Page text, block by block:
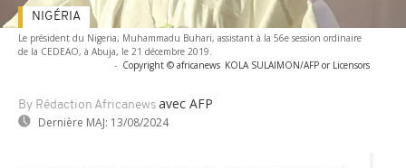
Le président du Nigeria, Muhammadu Buhari, assistant à la 56e session ordinaire
de la CEDEAO, à Abuja, le 21 décembre 2019.
- Copyright © africanews KOLA SULAIMON/AFP or Licensors
By Rédaction Africanews avec AFP
Dernière MAJ: 13/08/2024
NIGÉRIA